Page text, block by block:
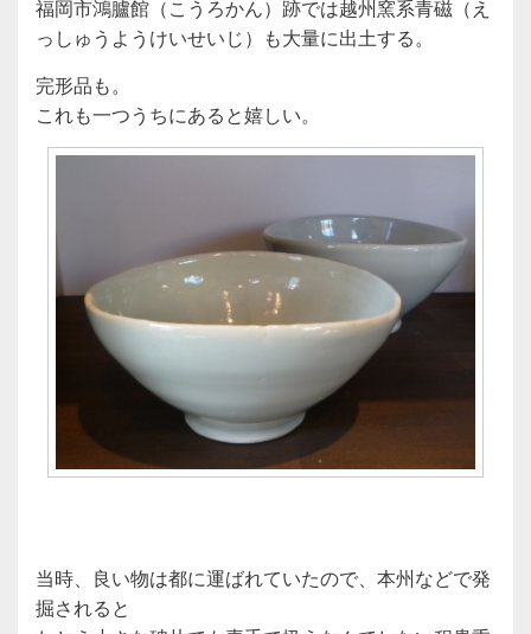
福岡市鴻臚館（こうろかん）跡では越州窯系青磁（え
っしゅうようけいせいじ）も大量に出土する。
完形品も。
これも一つうちにあると嬉しい。
当時、良い物は都に運ばれていたので、本州などで発
掘されると